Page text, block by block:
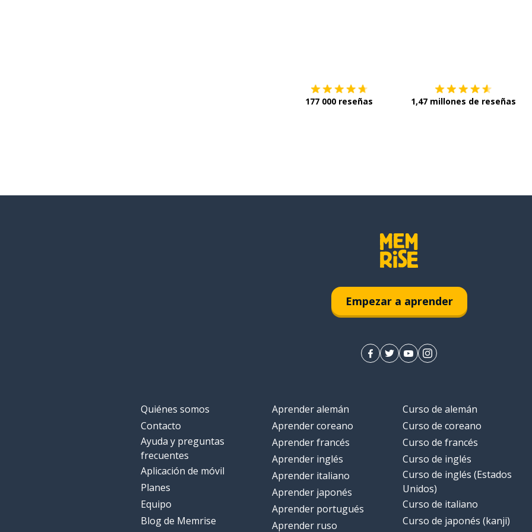
177 000 reseñas 1,47 millones de reseñas
Empezar a aprender
Quiénes somos
Contacto
Ayuda y preguntas
frecuentes
Aplicación de móvil
Planes
Equipo
Blog de Memrise
Aprender alemán
Aprender coreano
Aprender francés
Aprender inglés
Aprender italiano
Aprender japonés
Aprender portugués
Aprender ruso
Curso de alemán
Curso de coreano
Curso de francés
Curso de inglés
Curso de inglés (Estados
Unidos)
Curso de italiano
Curso de japonés (kanji)